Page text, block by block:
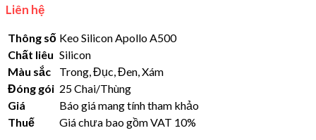
Liên hệ
Thông số Keo Silicon Apollo A500
Chất liêu Silicon
Màu sắc
Trong, Đục, Đen, Xám
Đóng gói 25 Chai/Thùng
Giá
Báo giá mang tính tham khảo
Thuế
Giá chưa bao gồm VAT 10%